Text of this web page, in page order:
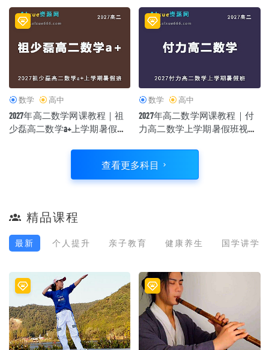
数学 高中
2027年高二数学网课教程｜祖
少磊高二数学a+上学期暑假班
数学 高中
2027年高二数学网课教程｜付
力高二数学上学期暑假班视频
查看更多科目
精品课程
最新 个人提升 亲子教育 健康养生 国学讲学